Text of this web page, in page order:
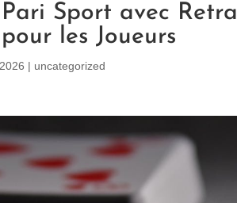
Sport avec
les Joueurs
| uncategorized